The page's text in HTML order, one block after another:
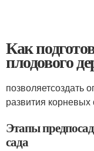
Как
плодового
позволяетсоздать
развития
Этапы
сада